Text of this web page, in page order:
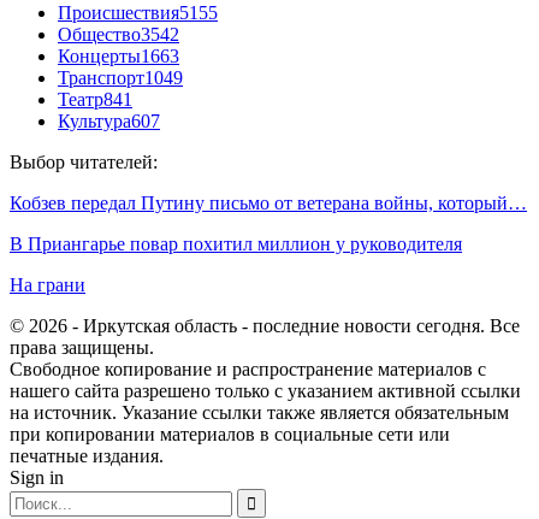
Происшествия5155
Общество3542
Концерты1663
Транспорт1049
Театр841
Культура607
Выбор читателей:
Кобзев передал Путину письмо от ветерана войны, который…
В Приангарье повар похитил миллион у руководителя
На грани
© 2026 - Иркутская область - последние новости сегодня. Все
права защищены.
Свободное копирование и распространение материалов с
нашего сайта разрешено только с указанием активной ссылки
на источник. Указание ссылки также является обязательным
при копировании материалов в социальные сети или
печатные издания.
Sign in